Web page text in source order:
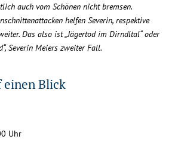
auch vom Schönen nicht bremsen.
helfen Severin, respektive
Das also ist „Jägertod im Dirndltal“ oder
Severin Meiers zweiter Fall.
einen Blick
Uhr